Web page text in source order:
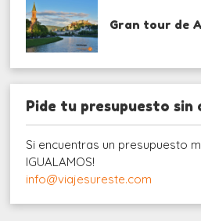
Gran tour de
Pide tu presupuesto sin
Si encuentras un presupuesto
IGUALAMOS!
info@viajesureste.com